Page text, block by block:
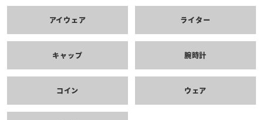
アイウェア ライター
キャップ 腕時計
コイン ウェア